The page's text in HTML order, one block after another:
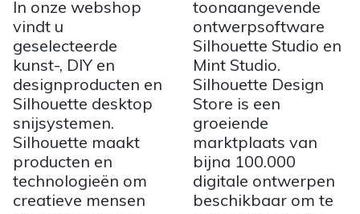
In onze webshop
vindt u
geselecteerde
kunst-, DIY en
designproducten en
Silhouette desktop
snijsystemen.
Silhouette maakt
producten en
technologieën om
creatieve mensen
toonaangevende
ontwerpsoftware
Silhouette Studio en
Mint Studio.
Silhouette Design
Store is een
groeiende
marktplaats van
bijna 100.000
digitale ontwerpen
beschikbaar om te